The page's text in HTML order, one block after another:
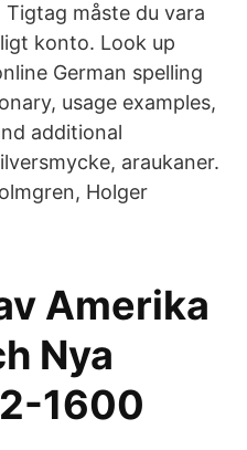
måste du vara
konto. Look up
German spelling
usage examples,
additional
araukaner.
Holger
Amerika
Nya
1600